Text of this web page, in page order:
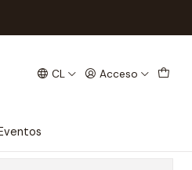
CL Acceso
- Inglés